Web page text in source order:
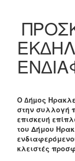
ΠΟΛΙΤΙΣΜΟΣ
ΑΝΘΕΚΤΙΚΗ
Ο ∆ήµος
στην συλλογή
επισκευή
του Δήμου
κλειστές